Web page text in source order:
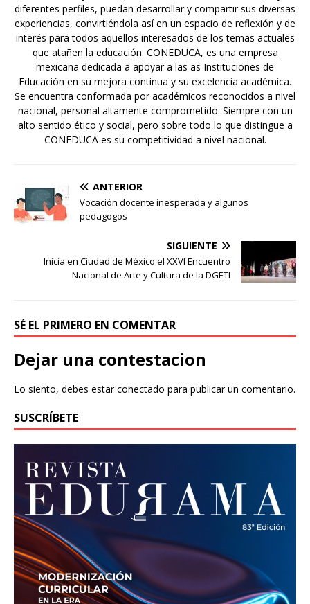
diferentes perfiles, puedan desarrollar y compartir sus diversas
experiencias, convirtiéndola así en un espacio de reflexión y de
interés para todos aquellos interesados de los temas actuales
que atañen la educación. CONEDUCA, es una empresa
mexicana dedicada a apoyar a las as Instituciones de
Educación en su mejora continua y su excelencia académica.
Se encuentra conformada por académicos reconocidos a nivel
nacional, personal altamente comprometido. Siempre con un
alto sentido ético y social, pero sobre todo lo que distingue a
CONEDUCA es su competitividad a nivel nacional.
ANTERIOR
Vocación docente inesperada y algunos
pedagogos
SIGUIENTE
Inicia en Ciudad de México el XXVI Encuentro
Nacional de Arte y Cultura de la DGETI
SÉ EL PRIMERO EN COMENTAR
Dejar una contestacion
Lo siento, debes estarconectado para publicar un comentario.
SUSCRÍBETE